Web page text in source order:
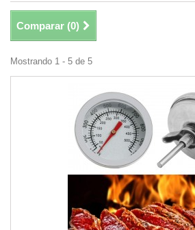
Comparar (0)
Mostrando 1 - 5 de 5